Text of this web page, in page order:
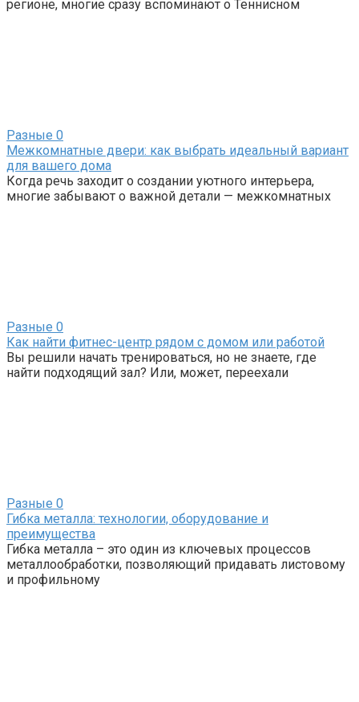
регионе, многие сразу вспоминают о Теннисном
Разные 0
Межкомнатные двери: как выбрать идеальный вариант
для вашего дома
Когда речь заходит о создании уютного интерьера,
многие забывают о важной детали — межкомнатных
Разные 0
Как найти фитнес-центр рядом с домом или работой
Вы решили начать тренироваться, но не знаете, где
найти подходящий зал? Или, может, переехали
Разные 0
Гибка металла: технологии, оборудование и
преимущества
Гибка металла – это один из ключевых процессов
металлообработки, позволяющий придавать листовому
и профильному